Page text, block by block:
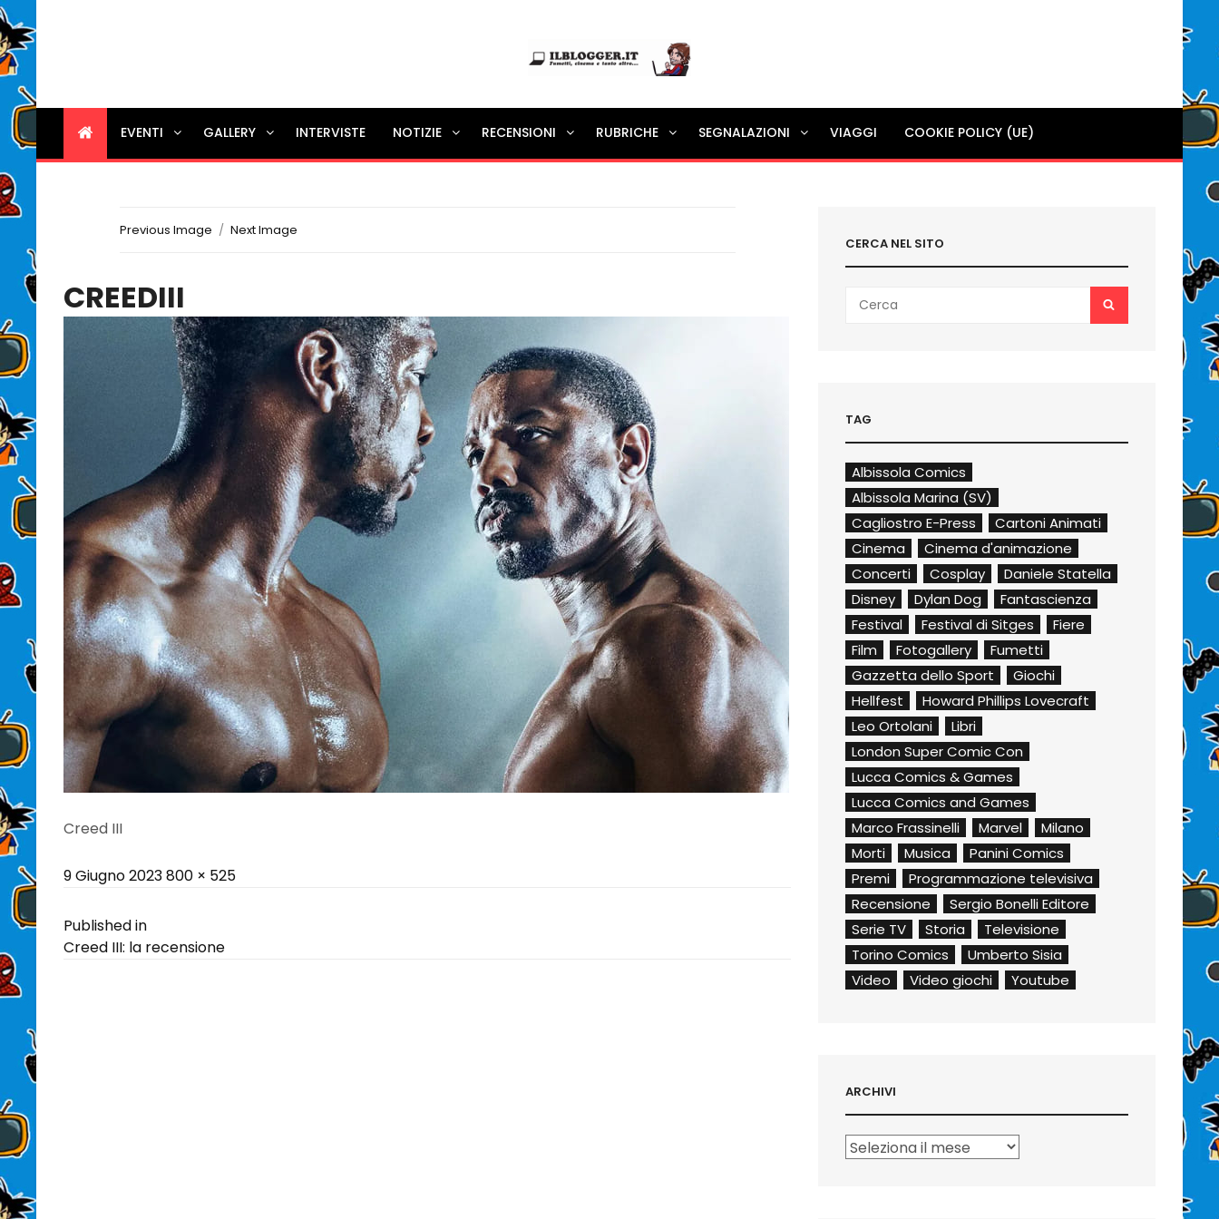
Ilblogger.it
Il portalino di blog |
EVENTI GALLERY INTERVISTE NOTIZIE RECENSIONI RUBRICHE SEGNALAZIONI VIAGGI COOKIE POLICY (UE)
Previous Image Next Image
CREEDIII
Creed III
Posted
9 Giugno 2023Full
800 × 525
Navigazione
Published in
Creed III: la recensione
CERCA NEL SITO
for:
TAG
Albissola Comics
Albissola Marina (SV)
Cagliostro E-Press
Cartoni Animati
Cinema
Cinema d'animazione
Concerti
Cosplay
Daniele Statella
Disney
Dylan Dog
Fantascienza
Festival
Festival di Sitges
Fiere
Film
Fotogallery
Fumetti
Gazzetta dello Sport
Giochi
Hellfest
Howard Phillips Lovecraft
Leo Ortolani
Libri
London Super Comic Con
Lucca Comics & Games
Lucca Comics and Games
Marco Frassinelli
Marvel
Milano
Morti
Musica
Panini Comics
Premi
Programmazione televisiva
Recensione
Sergio Bonelli Editore
Serie TV
Storia
Televisione
Torino Comics
Umberto Sisia
Video
Video giochi Youtube
ARCHIVI
Archivi